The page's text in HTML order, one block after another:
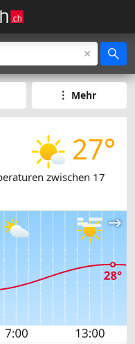
Mehr
27°
zwischen 17